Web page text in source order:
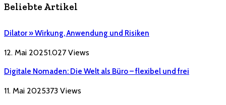
Beliebte Artikel
Dilator » Wirkung, Anwendung und Risiken
12. Mai 20251.027 Views
Digitale Nomaden: Die Welt als Büro – flexibel und frei
11. Mai 2025373 Views